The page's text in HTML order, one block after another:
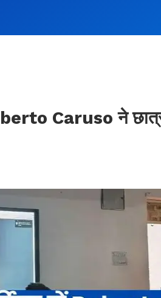
Caruso ने